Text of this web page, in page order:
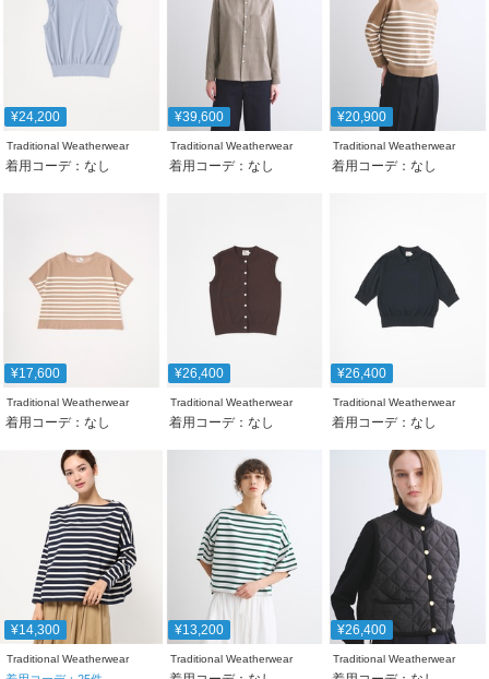
¥24,200
Traditional Weatherwear
着用コーデ：なし
¥39,600
Traditional Weatherwear
着用コーデ：なし
¥20,900
Traditional Weatherwear
着用コーデ：なし
¥17,600
Traditional Weatherwear
着用コーデ：なし
¥26,400
Traditional Weatherwear
着用コーデ：なし
¥26,400
Traditional Weatherwear
着用コーデ：なし
¥14,300
Traditional Weatherwear
¥13,200
Traditional Weatherwear
¥26,400
Traditional Weatherwear